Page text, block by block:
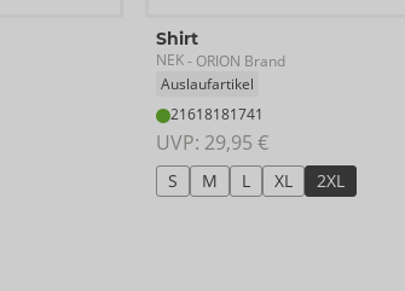
Shirt
NEK- ORION Brand
Auslaufartikel
21618181741
UVP: 29,95 €
S M L XL 2XL